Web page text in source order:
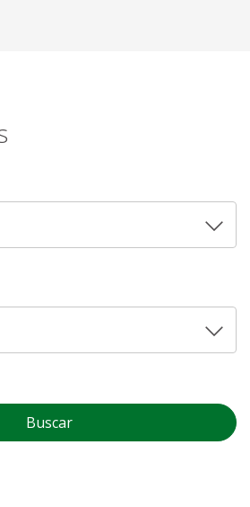
legislativas na CLDF podem
Buscar